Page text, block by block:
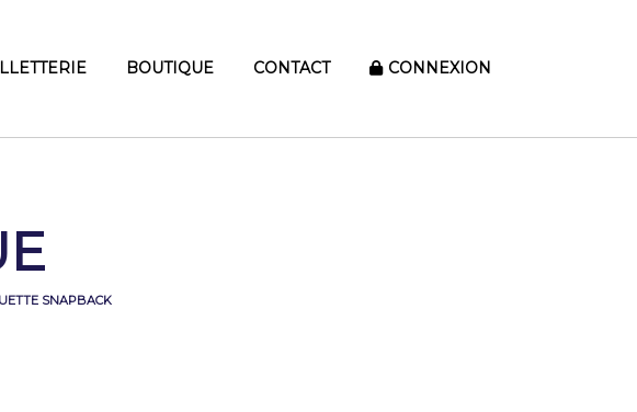
BOUTIQUE CONTACT CONNEXION
SNAPBACK